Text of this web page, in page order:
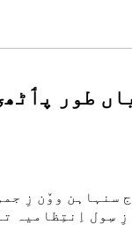
طور
سنہاہن ووٚن زِ
سِول اِنتِظامیہ